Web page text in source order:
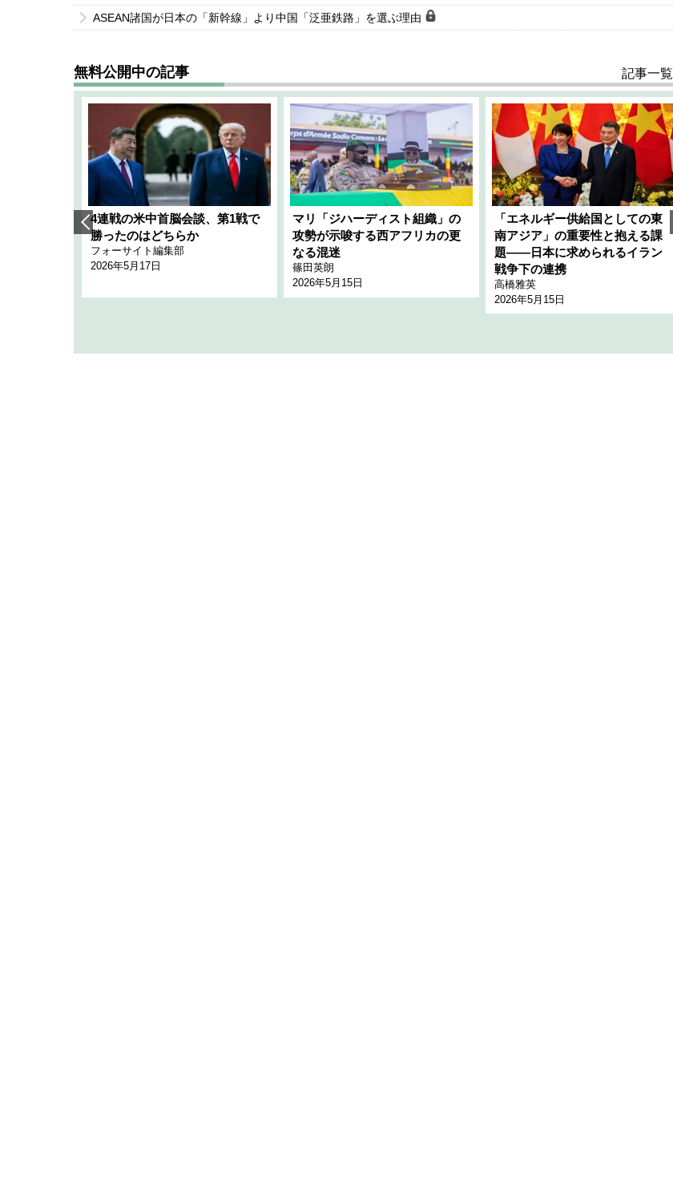
ASEAN諸国が日本の「新幹線」より中国「泛亜鉄路」を選ぶ理由
無料公開中の記事 記事一覧
4連戦の米中首脳会談、第1戦で
勝ったのはどちらか
フォーサイト編集部
2026年5月17日
マリ「ジハーディスト組織」の
攻勢が示唆する西アフリカの更
なる混迷
篠田英朗
2026年5月15日
「エネルギー供給国としての東
南アジア」の重要性と抱える課
題――日本に求められるイラン
戦争下の連携
高橋雅英
2026年5月15日